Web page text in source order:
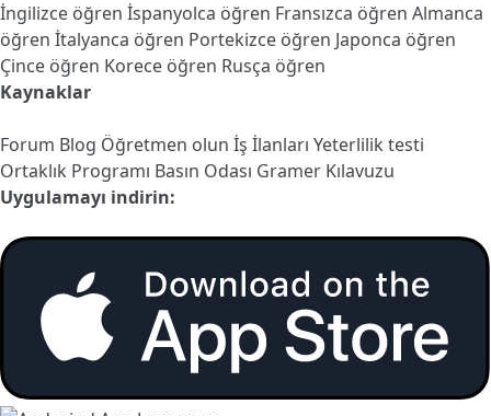
İngilizce öğren İspanyolca öğren Fransızca öğren Almanca
öğren İtalyanca öğren Portekizce öğren Japonca öğren
Çince öğren Korece öğren Rusça öğren
Kaynaklar
Forum Blog Öğretmen olun İş İlanları Yeterlilik testi
Ortaklık Programı Basın Odası Gramer Kılavuzu
Uygulamayı indirin: